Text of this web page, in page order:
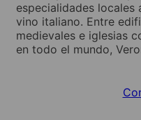
especialidades locales
vino italiano. Entre
medievales e iglesias
en todo el mundo,